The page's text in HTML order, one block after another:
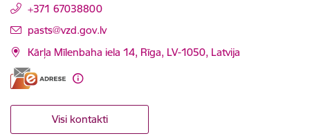
+371 67038800
E-pasts:
pasts@vzd.gov.lv
Kārļa Mīlenbaha iela 14, Rīga, LV-1050, Latvija
Visi kontakti